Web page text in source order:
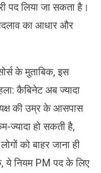
पद लिया जा सकता है।
का आधार और
के मुताबिक, इस
कैबिनेट अब ज्यादा
की उम्र के आसपास
ज्यादा हो सकती है,
को बाहर जाना ही
ये नियम PM पद के लिए